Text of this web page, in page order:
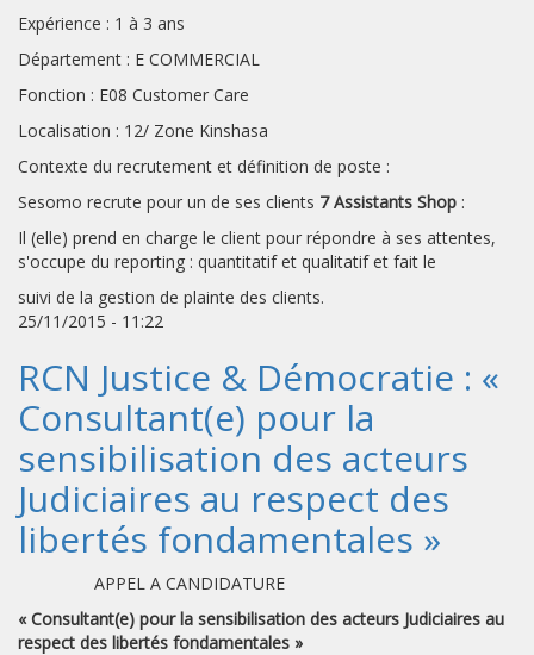
Expérience : 1 à 3 ans
Département : E COMMERCIAL
Fonction : E08 Customer Care
Localisation : 12/ Zone Kinshasa
Contexte du recrutement et définition de poste :
Sesomo recrute pour un de ses clients 7 Assistants Shop :
Il (elle) prend en charge le client pour répondre à ses attentes,
s'occupe du reporting : quantitatif et qualitatif et fait le
suivi de la gestion de plainte des clients.
25/11/2015 - 11:22
RCN Justice & Démocratie : «
Consultant(e) pour la
sensibilisation des acteurs
Judiciaires au respect des
libertés fondamentales »
APPEL A CANDIDATURE
« Consultant(e) pour la sensibilisation des acteurs Judiciaires au
respect des libertés fondamentales »